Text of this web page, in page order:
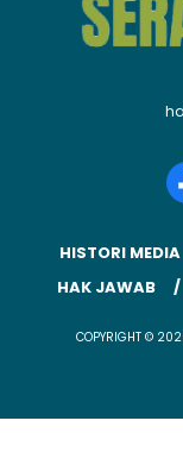
HISTORI MEDIA
HAK JAWAB
COPYRIGHT ©